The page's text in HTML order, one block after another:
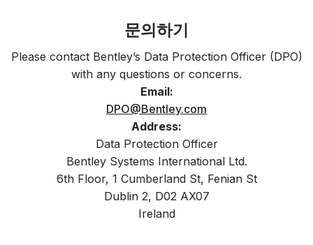
문의하기
Please contact Bentley’s Data Protection Officer (DPO)
with any questions or concerns.
Email:
DPO@Bentley.com
Address:
Data Protection Officer
Bentley Systems International Ltd.
6th Floor, 1 Cumberland St, Fenian St
Dublin 2, D02 AX07
Ireland